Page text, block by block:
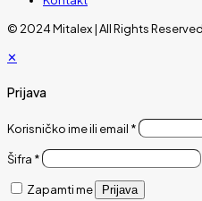
© 2024 Mitalex | All Rights Reserved
✕
Prijava
Korisničko ime ili email *
Šifra *
Zapamti me Prijava